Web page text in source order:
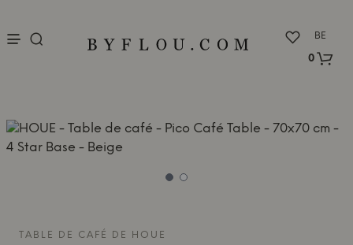
BE
0
TABLE DE CAFÉ DE HOUE